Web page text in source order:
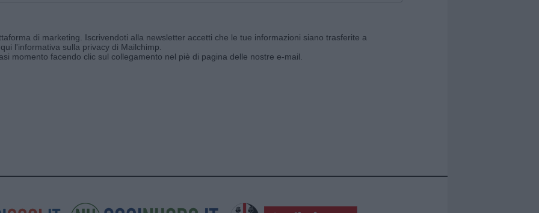
di marketing. Iscrivendoti alla newsletter accetti che le tue informazioni siano trasferite a
l'informativa sulla privacy di Mailchimp
momento facendo clic sul collegamento nel piè di pagina delle nostre e-mail.